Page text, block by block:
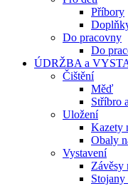
Příbory
Do pracovny
Do
ÚDRŽBA a
Čištění
Měď
Stříbro
Uložení
Kazety
Obaly
Vystavení
Závěsy
Stojany